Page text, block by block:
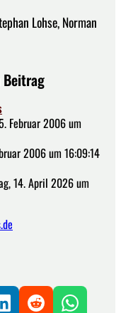
Lohse, Norman
Februar 2006 um
2006 um 16:09:14
14. April 2026 um